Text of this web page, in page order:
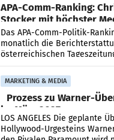
APA-Comm-Ranking:
Stocker mit höchster
im Juli
Das APA-Comm-Politik-
monatlich die
österreichischen
analysiert, welche
Politiker Österreichs die
MARKETING & MEDIA
Prozess zu Warner-
im März 2027
LOS ANGELES Die geplante
Hollywood-Urgesteins